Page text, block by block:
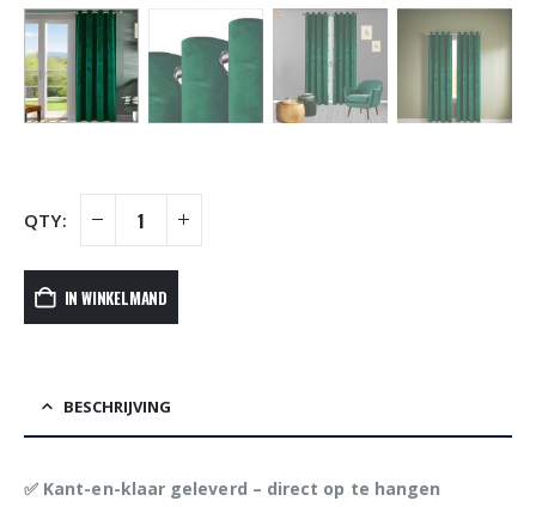
IN WINKELMAND
BESCHRIJVING
✅ Kant-en-klaar geleverd – direct op te hangen